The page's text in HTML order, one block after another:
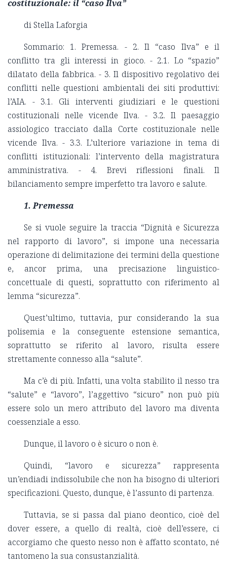
costituzionale: il “caso Ilva”
di Stella Laforgia
Sommario: 1. Premessa. - 2. Il “caso Ilva” e il
conflitto tra gli interessi in gioco. - 2.1. Lo “spazio”
dilatato della fabbrica. - 3. Il dispositivo regolativo dei
conflitti nelle questioni ambientali dei siti produttivi:
l’AIA. - 3.1. Gli interventi giudiziari e le questioni
costituzionali nelle vicende Ilva. - 3.2. Il paesaggio
assiologico tracciato dalla Corte costituzionale nelle
vicende Ilva. - 3.3. L’ulteriore variazione in tema di
conflitti istituzionali: l’intervento della magistratura
amministrativa. - 4. Brevi riflessioni finali. Il
bilanciamento sempre imperfetto tra lavoro e salute.
1. Premessa
Se si vuole seguire la traccia “Dignità e Sicurezza
nel rapporto di lavoro”, si impone una necessaria
operazione di delimitazione dei termini della questione
e, ancor prima, una precisazione linguistico-
concettuale di questi, soprattutto con riferimento al
lemma “sicurezza”.
Quest’ultimo, tuttavia, pur considerando la sua
polisemia e la conseguente estensione semantica,
soprattutto se riferito al lavoro, risulta essere
strettamente connesso alla “salute”.
Ma c’è di più. Infatti, una volta stabilito il nesso tra
“salute” e “lavoro”, l’aggettivo “sicuro” non può più
essere solo un mero attributo del lavoro ma diventa
coessenziale a esso.
Dunque, il lavoro o è sicuro o non è.
Quindi, “lavoro e sicurezza” rappresenta
un’endiadi indissolubile che non ha bisogno di ulteriori
specificazioni. Questo, dunque, è l’assunto di partenza.
Tuttavia, se si passa dal piano deontico, cioè del
dover essere, a quello di realtà, cioè dell’essere, ci
accorgiamo che questo nesso non è affatto scontato, né
tantomeno la sua consustanzialità.